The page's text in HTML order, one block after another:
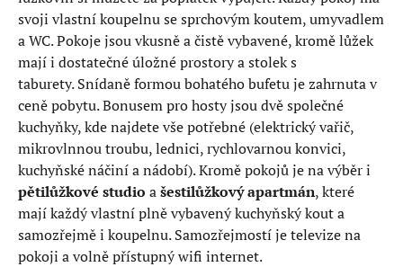
svoji vlastní koupelnu se sprchovým koutem, umyvadlem
a WC. Pokoje jsou vkusně a čistě vybavené, kromě lůžek
mají i dostatečné úložné prostory a stolek s
taburety. Snídaně formou bohatého bufetu je zahrnuta v
ceně pobytu. Bonusem pro hosty jsou dvě společné
kuchyňky, kde najdete vše potřebné (elektrický vařič,
mikrovlnnou troubu, lednici, rychlovarnou konvici,
kuchyňské náčiní a nádobí). Kromě pokojů je na výběr i
pětilůžkové studio ašestilůžkový apartmán, které
mají každý vlastní plně vybavený kuchyňský kout a
samozřejmě i koupelnu. Samozřejmostí je televize na
pokoji a volně přístupný wifi internet.